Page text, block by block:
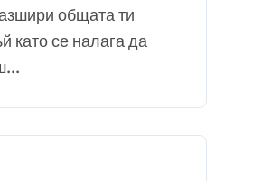
общата ти
като се налага да